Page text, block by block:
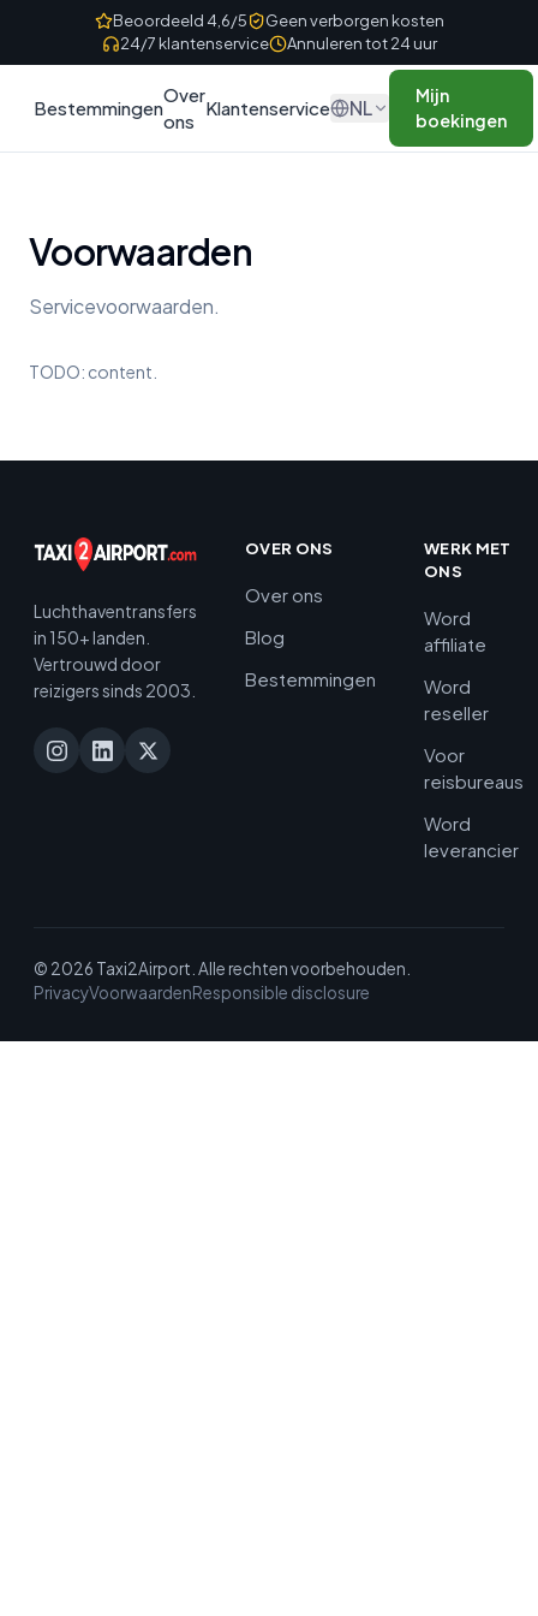
Skip to contentBeoordeeld 4,6/5
Geen verborgen kosten
24/7 klantenservice
Annuleren tot 24 uur
Bestemmingen
Over
ons
Klantenservice NL
Mijn
boekingen
Voorwaarden
Servicevoorwaarden.
TODO: content.
Luchthaventransfers
in 150+ landen.
Vertrouwd door
reizigers sinds 2003.
OVER ONS
Over ons
Blog
Bestemmingen
WERK MET
ONS
Word
affiliate
Word
reseller
Voor
reisbureaus
Word
leverancier
© 2026 Taxi2Airport. Alle rechten voorbehouden.
PrivacyVoorwaardenResponsible disclosure